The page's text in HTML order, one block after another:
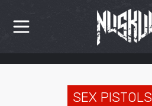
HÍREK
SEX PISTOLS